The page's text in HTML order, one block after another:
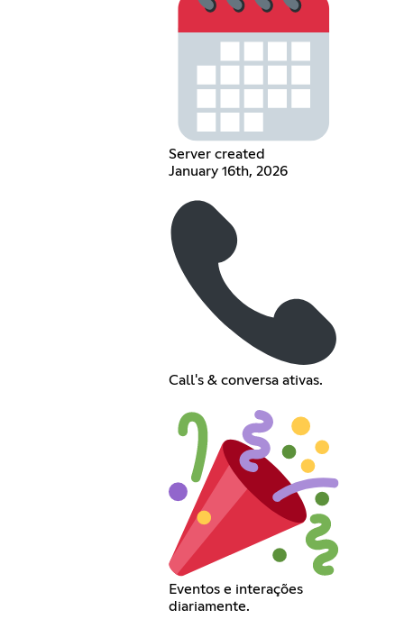
Server created
January 16th, 2026
Call's & conversa ativas.
Eventos e interações
diariamente.